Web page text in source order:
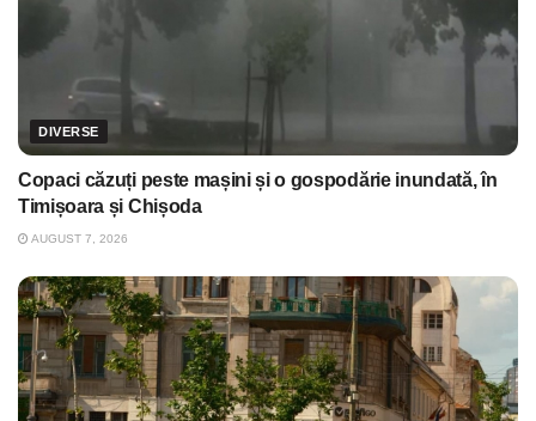
DIVERSE
Copaci căzuți peste mașini și o gospodărie inundată, în
Timișoara și Chișoda
AUGUST 7, 2026